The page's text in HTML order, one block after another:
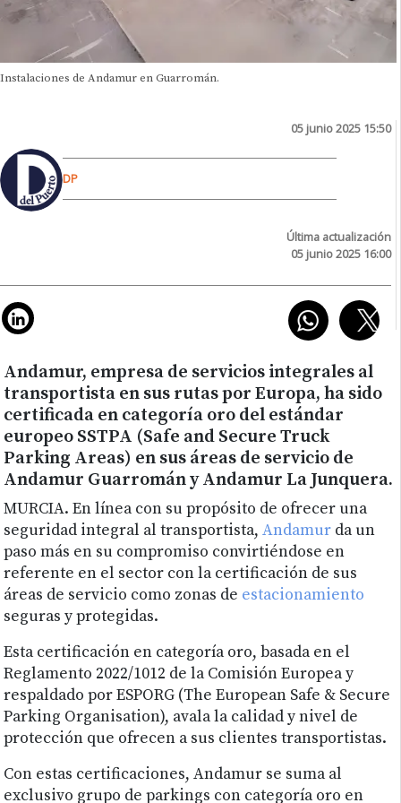
Instalaciones de Andamur en Guarromán.
05 junio 2025 15:50
DP
Última actualización
05 junio 2025 16:00
Andamur, empresa de servicios integrales al
transportista en sus rutas por Europa, ha sido
certificada en categoría oro del estándar
europeo SSTPA (Safe and Secure Truck
Parking Areas) en sus áreas de servicio de
Andamur Guarromán y Andamur La Junquera.
MURCIA. En línea con su propósito de ofrecer una
seguridad integral al transportista,Andamur da un
paso más en su compromiso convirtiéndose en
referente en el sector con la certificación de sus
áreas de servicio como zonas de estacionamiento
seguras y protegidas.
Esta certificación en categoría oro, basada en el
Reglamento 2022/1012 de la Comisión Europea y
respaldado por ESPORG (The European Safe & Secure
Parking Organisation), avala la calidad y nivel de
protección que ofrecen a sus clientes transportistas.
Con estas certificaciones, Andamur se suma al
exclusivo grupo de parkings con categoría oro en